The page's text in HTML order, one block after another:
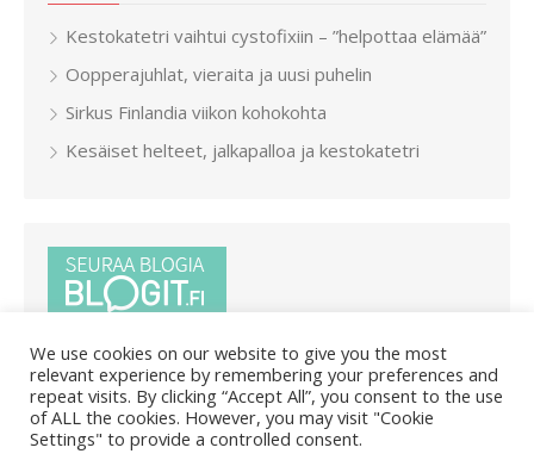
Kestokatetri vaihtui cystofixiin – ”helpottaa elämää”
Oopperajuhlat, vieraita ja uusi puhelin
Sirkus Finlandia viikon kohokohta
Kesäiset helteet, jalkapalloa ja kestokatetri
We use cookies on our website to give you the most
relevant experience by remembering your preferences and
repeat visits. By clicking “Accept All”, you consent to the use
of ALL the cookies. However, you may visit "Cookie
Settings" to provide a controlled consent.